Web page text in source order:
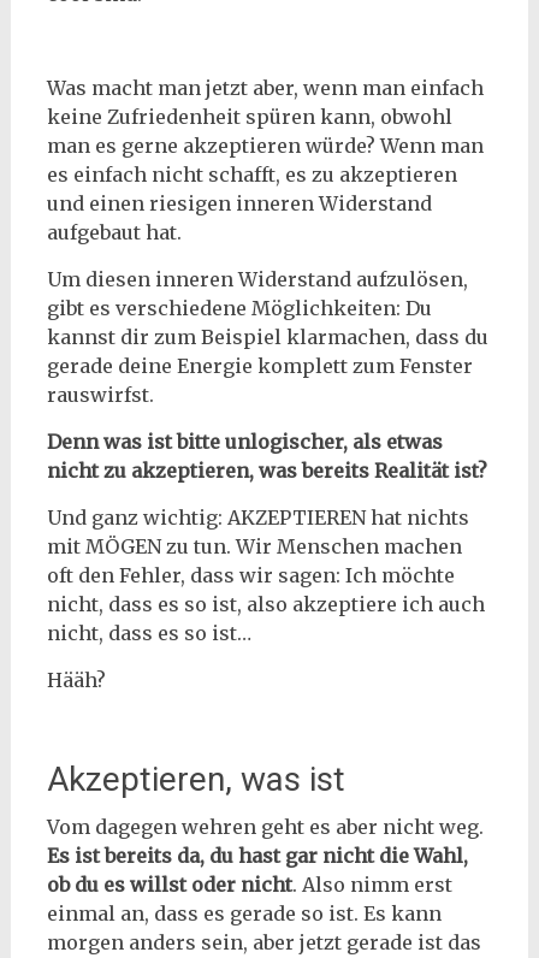
Was macht man jetzt aber, wenn man einfach
keine Zufriedenheit spüren kann, obwohl
man es gerne akzeptieren würde? Wenn man
es einfach nicht schafft, es zu akzeptieren
und einen riesigen inneren Widerstand
aufgebaut hat.
Um diesen inneren Widerstand aufzulösen,
gibt es verschiedene Möglichkeiten: Du
kannst dir zum Beispiel klarmachen, dass du
gerade deine Energie komplett zum Fenster
rauswirfst.
Denn was ist bitte unlogischer, als etwas
nicht zu akzeptieren, was bereits Realität ist?
Und ganz wichtig: AKZEPTIEREN hat nichts
mit MÖGEN zu tun. Wir Menschen machen
oft den Fehler, dass wir sagen: Ich möchte
nicht, dass es so ist, also akzeptiere ich auch
nicht, dass es so ist…
Hääh?
Akzeptieren, was ist
Vom dagegen wehren geht es aber nicht weg.
Es ist bereits da, du hast gar nicht die Wahl,
ob du es willst oder nicht. Also nimm erst
einmal an, dass es gerade so ist. Es kann
morgen anders sein, aber jetzt gerade ist das